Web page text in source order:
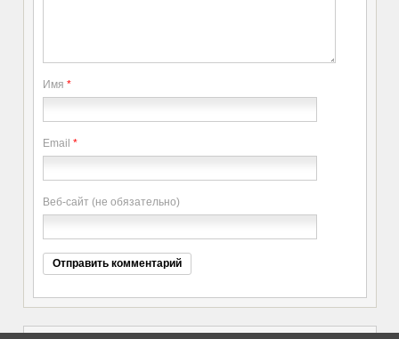
Имя *
Email *
Веб-сайт (не обязательно)